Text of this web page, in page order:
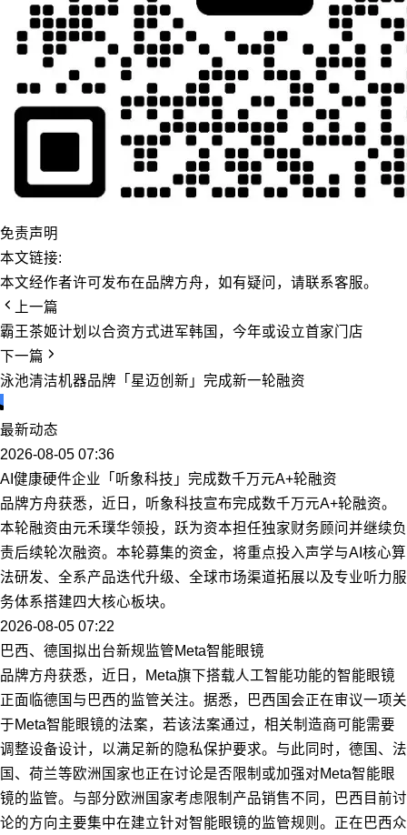
免责声明
本文链接:
本文经作者许可发布在品牌方舟，如有疑问，请联系客服。
上一篇
霸王茶姬计划以合资方式进军韩国，今年或设立首家门店
下一篇
泳池清洁机器品牌「星迈创新」完成新一轮融资
最新动态
2026-08-05 07:36
AI健康硬件企业「听象科技」完成数千万元A+轮融资
品牌方舟获悉，近日，听象科技宣布完成数千万元A+轮融资。
本轮融资由元禾璞华领投，跃为资本担任独家财务顾问并继续负
责后续轮次融资。本轮募集的资金，将重点投入声学与AI核心算
法研发、全系产品迭代升级、全球市场渠道拓展以及专业听力服
务体系搭建四大核心板块。
2026-08-05 07:22
巴西、德国拟出台新规监管Meta智能眼镜
品牌方舟获悉，近日，Meta旗下搭载人工智能功能的智能眼镜
正面临德国与巴西的监管关注。据悉，巴西国会正在审议一项关
于Meta智能眼镜的法案，若该法案通过，相关制造商可能需要
调整设备设计，以满足新的隐私保护要求。与此同时，德国、法
国、荷兰等欧洲国家也正在讨论是否限制或加强对Meta智能眼
镜的监管。与部分欧洲国家考虑限制产品销售不同，巴西目前讨
论的方向主要集中在建立针对智能眼镜的监管规则。正在巴西众